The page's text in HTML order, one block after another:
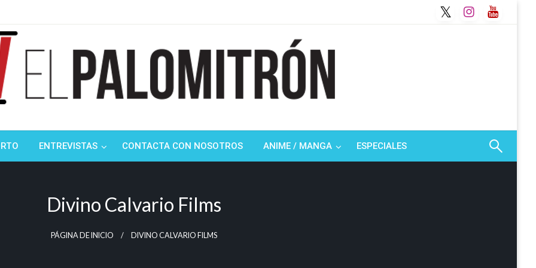
ENTREVISTAS CONTACTA CON NOSOTROS ANIME / MANGA ESPECIALES
Divino Calvario Films
PÁGINA DE INICIO DIVINO CALVARIO FILMS